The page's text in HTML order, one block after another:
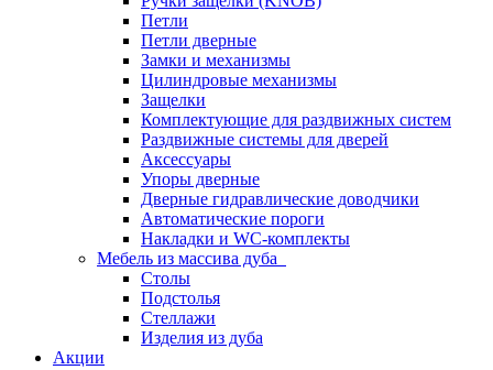
Петли
Петли дверные
Замки и механизмы
Цилиндровые механизмы
Защелки
Комплектующие для раздвижных систем
Раздвижные системы для дверей
Аксессуары
Упоры дверные
Дверные гидравлические доводчики
Автоматические пороги
Накладки и WC-комплекты
Мебель из массива дуба
Столы
Подстолья
Стеллажи
Изделия из дуба
Акции